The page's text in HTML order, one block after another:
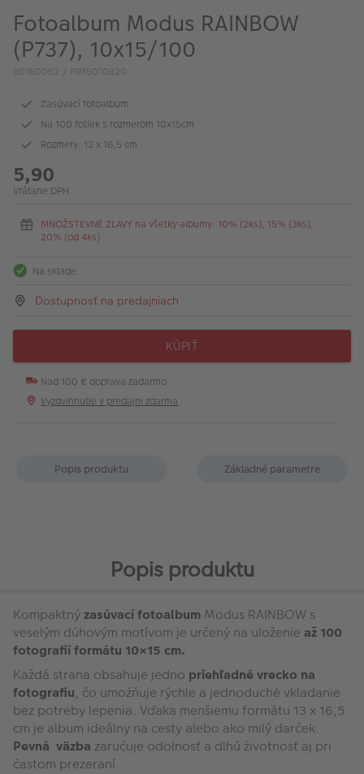
Fotoalbum Modus RAINBOW
(P737), 10x15/100
80160062 / PIM5010820
Zasúvací fotoalbum
Na 100 fotiek s rozmerom 10x15cm
Rozmery: 13 x 16,5 cm
5,90
Vrátane DPH
MNOŽSTEVNÉ ZĽAVY na všetky albumy: 10% (2ks), 15% (3ks),
20% (od 4ks)
Na sklade
Dostupnosť na predajniach
KÚPIŤ
Nad 100 € doprava zadarmo
Vyzdvihnutie v predajni zdarma
Popis produktu Základné parametre
Popis produktu
Kompaktnýzasúvací fotoalbum Modus RAINBOW s
veselým dúhovým motívom je určený na uloženie až 100
fotografií formátu 10×15 cm.
Každá strana obsahuje jedno priehľadné vrecko na
fotografiu, čo umožňuje rýchle a jednoduché vkladanie
bez potreby lepenia. Vďaka menšiemu formátu 13 x 16,5
cm je album ideálny na cesty alebo ako milý darček.
Pevná väzba zaručuje odolnosť a dlhú životnosť aj pri
častom prezeraní.